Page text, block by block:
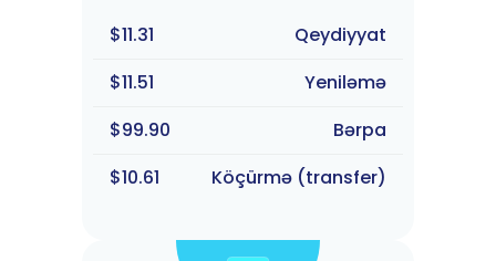
$11.31
Qeydiyyat
$11.51
Yeniləmə
$99.90
Bərpa
$10.61
Köçürmə (transfer)